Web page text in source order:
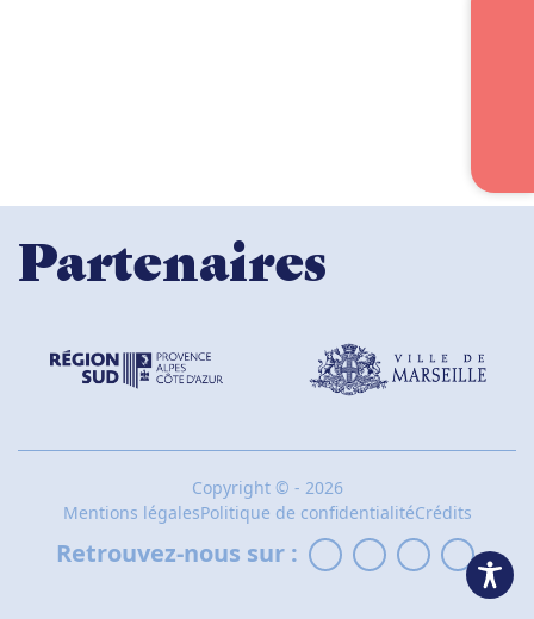
Partenaires
Copyright © - 2026
Mentions légalesPolitique de confidentialitéCrédits
Retrouvez-nous sur :